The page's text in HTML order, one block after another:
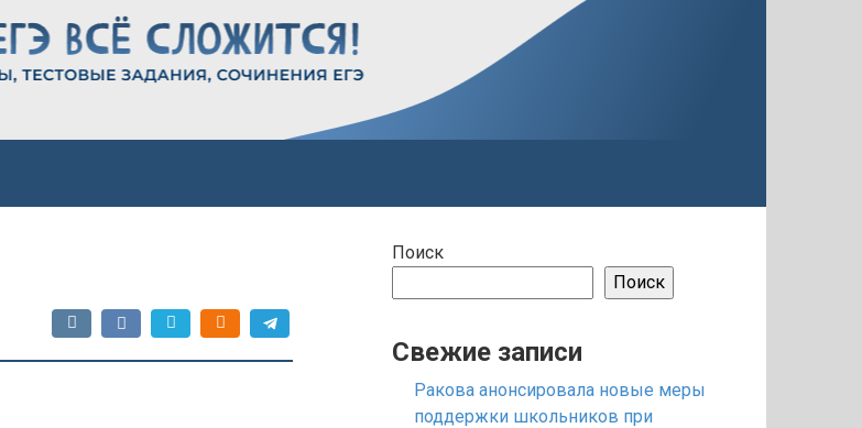
Поиск
Поиск
Свежие записи
Ракова анонсировала новые меры
поддержки школьников при